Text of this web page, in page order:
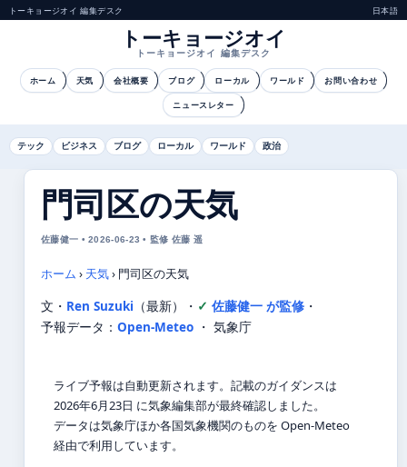
トーキョージオイ 編集デスク 日本語
トーキョージオイ
トーキョージオイ 編集デスク
ホーム 天気 会社概要 ブログ ローカル ワールド お問い合わせ
ニュースレター
テック ビジネス ブログ ローカル ワールド 政治
門司区の天気
佐藤健一 • 2026-06-23 • 監修 佐藤 遥
ホーム › 天気› 門司区の天気
文・ Ren Suzuki （最新） ・ 佐藤健一 が監修 ・
予報データ： Open-Meteo ・ 気象庁
ライブ予報は自動更新されます。記載のガイダンスは
2026年6月23日 に気象編集部が最終確認しました。
データは気象庁ほか各国気象機関のものを Open-Meteo
経由で利用しています。